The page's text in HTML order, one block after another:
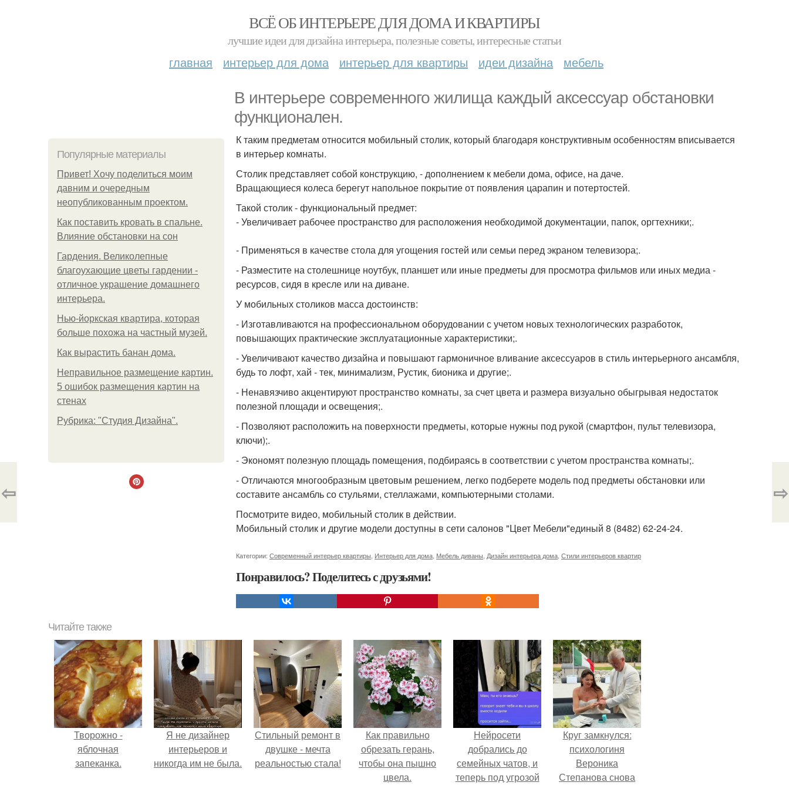
ВСЁ ОБ ИНТЕРЬЕРЕ ДЛЯ ДОМА И КВАРТИРЫ
лучшие идеи для дизайна интерьера, полезные советы, интересные статьи
главная интерьер для дома интерьер для квартиры идеи дизайна мебель
В интерьере современного жилища каждый аксессуар обстановки
функционален.
Популярные материалы
Привет! Хочу поделиться моим
давним и очередным
неопубликованным проектом.
Как поставить кровать в спальне.
Влияние обстановки на сон
Гардения. Великолепные
благоухающие цветы гардении -
отличное украшение домашнего
интерьера.
Нью-йоркская квартира, которая
больше похожа на частный музей.
Как вырастить банан дома.
Неправильное размещение картин.
5 ошибок размещения картин на
стенах
Рубрика: "Студия Дизайна".
К таким предметам относится мобильный столик, который благодаря конструктивным особенностям вписывается
в интерьер комнаты.
Столик представляет собой конструкцию, - дополнением к мебели дома, офисе, на даче.
Вращающиеся колеса берегут напольное покрытие от появления царапин и потертостей.
Такой столик - функциональный предмет:
- Увеличивает рабочее пространство для расположения необходимой документации, папок, оргтехники;.
- Применяться в качестве стола для угощения гостей или семьи перед экраном телевизора;.
- Разместите на столешнице ноутбук, планшет или иные предметы для просмотра фильмов или иных медиа -
ресурсов, сидя в кресле или на диване.
У мобильных столиков масса достоинств:
- Изготавливаются на профессиональном оборудовании с учетом новых технологических разработок,
повышающих практические эксплуатационные характеристики;.
- Увеличивают качество дизайна и повышают гармоничное вливание аксессуаров в стиль интерьерного ансамбля,
будь то лофт, хай - тек, минимализм, Рустик, бионика и другие;.
- Ненавязчиво акцентируют пространство комнаты, за счет цвета и размера визуально обыгрывая недостаток
полезной площади и освещения;.
- Позволяют расположить на поверхности предметы, которые нужны под рукой (смартфон, пульт телевизора,
ключи);.
- Экономят полезную площадь помещения, подбираясь в соответствии с учетом пространства комнаты;.
- Отличаются многообразным цветовым решением, легко подберете модель под предметы обстановки или
составите ансамбль со стульями, стеллажами, компьютерными столами.
Посмотрите видео, мобильный столик в действии.
Мобильный столик и другие модели доступны в сети салонов "Цвет Мебели"единый 8 (8482) 62-24-24.
Категории: Современный интерьер квартиры Интерьер для дома Мебель диваны Дизайн интерьера дома Стили интерьеров квартир
Понравилось? Поделитесь с друзьями!
⇦ ⇨
Читайте также
Творожно -
яблочная
запеканка.
Я не дизайнер
интерьеров и
никогда им не была.
Стильный ремонт в
двушке - мечта
реальностью стала!
Как правильно
обрезать герань,
чтобы она пышно
цвела.
Нейросети
добрались до
семейных чатов, и
теперь под угрозой
Круг замкнулся:
психологиня
Вероника
Степанова снова